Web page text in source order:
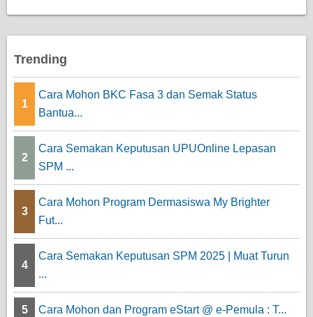
Trending
1
Cara Mohon BKC Fasa 3 dan Semak Status
Bantua...
2
Cara Semakan Keputusan UPUOnline Lepasan
SPM ...
3
Cara Mohon Program Dermasiswa My Brighter
Fut...
4
Cara Semakan Keputusan SPM 2025 | Muat Turun
...
5 Cara Mohon dan Program eStart @ e-Pemula : T...